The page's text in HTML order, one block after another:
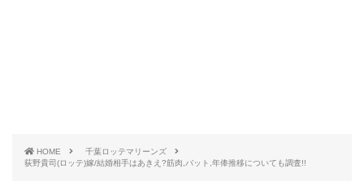
年の夏の大会からレギュラーとして活躍。
HOME
千葉ロッテマリーンズ
荻野貴司(ロッテ)嫁/結婚相手はあきえ?筋肉,バット,年俸推移についても調査!!